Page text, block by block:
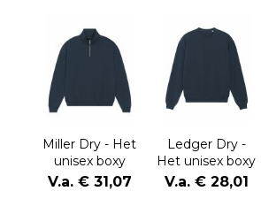
Miller Dry - Het
unisex boxy
sweatshirt met
korte rits en dry
V.a. € 31,07
Ledger Dry -
Het unisex boxy
crewneck
sweatshirt met
V.a. € 28,01